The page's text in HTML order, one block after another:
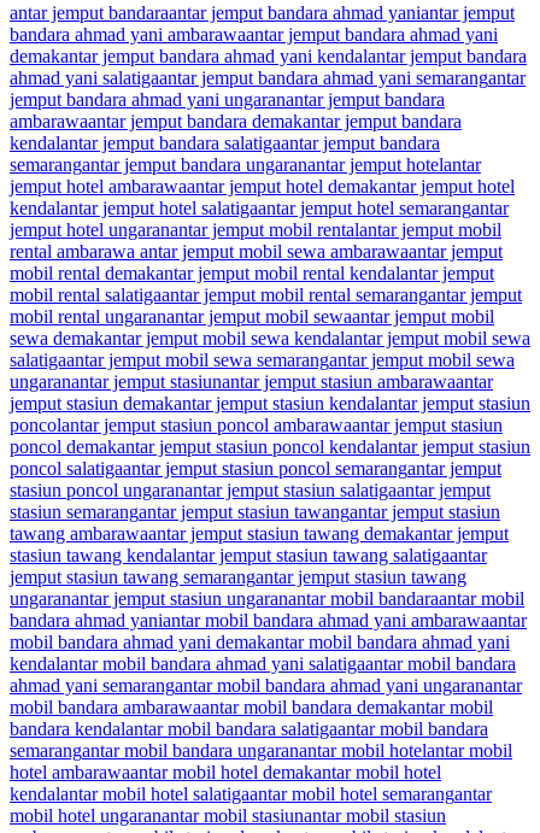
antar jemput bandaraantar jemput bandara ahmad yaniantar jemput
bandara ahmad yani ambarawaantar jemput bandara ahmad yani
demakantar jemput bandara ahmad yani kendalantar jemput bandara
ahmad yani salatigaantar jemput bandara ahmad yani semarangantar
jemput bandara ahmad yani ungaranantar jemput bandara
ambarawaantar jemput bandara demakantar jemput bandara
kendalantar jemput bandara salatigaantar jemput bandara
semarangantar jemput bandara ungaranantar jemput hotelantar
jemput hotel ambarawaantar jemput hotel demakantar jemput hotel
kendalantar jemput hotel salatigaantar jemput hotel semarangantar
jemput hotel ungaranantar jemput mobil rentalantar jemput mobil
rental ambarawa antar jemput mobil sewa ambarawaantar jemput
mobil rental demakantar jemput mobil rental kendalantar jemput
mobil rental salatigaantar jemput mobil rental semarangantar jemput
mobil rental ungaranantar jemput mobil sewaantar jemput mobil
sewa demakantar jemput mobil sewa kendalantar jemput mobil sewa
salatigaantar jemput mobil sewa semarangantar jemput mobil sewa
ungaranantar jemput stasiunantar jemput stasiun ambarawaantar
jemput stasiun demakantar jemput stasiun kendalantar jemput stasiun
poncolantar jemput stasiun poncol ambarawaantar jemput stasiun
poncol demakantar jemput stasiun poncol kendalantar jemput stasiun
poncol salatigaantar jemput stasiun poncol semarangantar jemput
stasiun poncol ungaranantar jemput stasiun salatigaantar jemput
stasiun semarangantar jemput stasiun tawangantar jemput stasiun
tawang ambarawaantar jemput stasiun tawang demakantar jemput
stasiun tawang kendalantar jemput stasiun tawang salatigaantar
jemput stasiun tawang semarangantar jemput stasiun tawang
ungaranantar jemput stasiun ungaranantar mobil bandaraantar mobil
bandara ahmad yaniantar mobil bandara ahmad yani ambarawaantar
mobil bandara ahmad yani demakantar mobil bandara ahmad yani
kendalantar mobil bandara ahmad yani salatigaantar mobil bandara
ahmad yani semarangantar mobil bandara ahmad yani ungaranantar
mobil bandara ambarawaantar mobil bandara demakantar mobil
bandara kendalantar mobil bandara salatigaantar mobil bandara
semarangantar mobil bandara ungaranantar mobil hotelantar mobil
hotel ambarawaantar mobil hotel demakantar mobil hotel
kendalantar mobil hotel salatigaantar mobil hotel semarangantar
mobil hotel ungaranantar mobil stasiunantar mobil stasiun